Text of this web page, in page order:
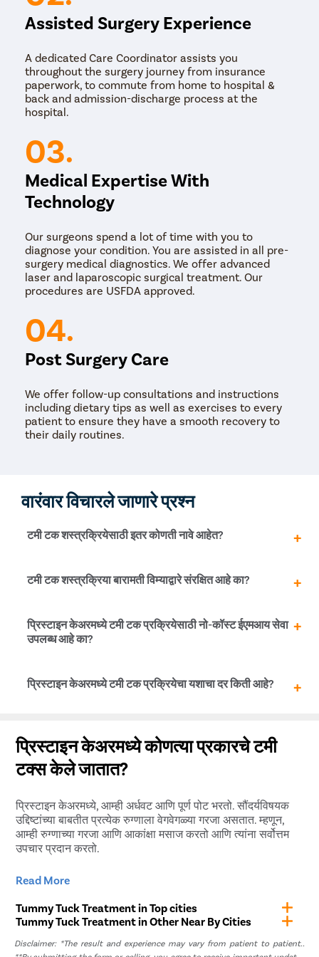
झाले तर रुग्णाला त्याच दिवशी डिस्चार्ज दिला जाईल.
Assisted Surgery Experience
A dedicated Care Coordinator assists you
throughout the surgery journey from insurance
paperwork, to commute from home to hospital &
back and admission-discharge process at the
hospital.
03.
Medical Expertise With
Technology
Our surgeons spend a lot of time with you to
diagnose your condition. You are assisted in all pre-
surgery medical diagnostics. We offer advanced
laser and laparoscopic surgical treatment. Our
procedures are USFDA approved.
04.
Post Surgery Care
We offer follow-up consultations and instructions
including dietary tips as well as exercises to every
patient to ensure they have a smooth recovery to
their daily routines.
वारंवार विचारले जाणारे प्रश्न
टमी टक शस्त्रक्रियेसाठी इतर कोणती नावे आहेत?
टमी टक सर्जरीला अॅबडोमिनोप्लास्टी (पुरुष आणि मादी दोघांमध्ये)
आणि मॉमी मेकओव्हर (केवळ महिलांमध्ये) असेही म्हणतात.
टमी टक शस्त्रक्रिया बारामती विम्याद्वारे संरक्षित आहे का?
टमी टक शस्त्रक्रिया ही एक कॉस्मेटिक प्रक्रिया आहे. म्हणून, ही
पॉलिसी इतर कोणत्याही शहर बारामती मध्ये आरोग्य विम्याद्वारे संरक्षित
प्रिस्टाइन केअरमध्ये टमी टक प्रक्रियेसाठी नो-कॉस्ट ईएमआय सेवा
उपलब्ध आहे का?
होय, प्रिस्टाइन केअरमध्ये, ज्यांना टमी टक शस्त्रक्रिया करायची आहे
समन्वयकाशी बोला.
प्रिस्टाइन केअरमध्ये टमी टक प्रक्रियेचा यशाचा दर किती आहे?
आहे. बहुतेक प्रकरणांमध्ये, आमच्या रूग्णांना तत्काळ फरक जाणवतो
आणि ते परिणामांवर समाधानी असतात.
प्रिस्टाइन केअरमध्ये कोणत्या प्रकारचे टमी
टक्स केले जातात?
प्रिस्टाइन केअरमध्ये, आम्ही अर्धवट आणि पूर्ण पोट भरतो. सौंदर्यविषयक
उद्दिष्टांच्या बाबतीत प्रत्येक रुग्णाला वेगवेगळ्या गरजा असतात. म्हणून,
आम्ही रुग्णाच्या गरजा आणि आकांक्षा मसाज करतो आणि त्यांना सर्वोत्तम
उपचार प्रदान करतो.
अर्धवट किंवा लहान पोट टक
या प्रकारचा टमी-टक फक्त पोटाच्या खालच्या भागात म्हणजेच बेली
बटणाच्या खाली केला जातो. या प्रक्रियेमध्ये क्षेत्राच्या खाली असलेल्या
स्नायूंच्या ऊतींना घट्ट करणे आणि अतिरिक्त त्वचा काढून टाकणे
Read More
Tummy Tuck Treatment in Top cities
Tummy Tuck Treatment in Other Near By Cities
Disclaimer: *The result and experience may vary from patient to patient..